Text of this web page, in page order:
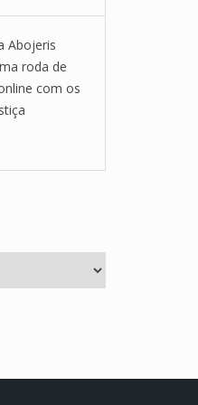
Abojeris
roda de
com os